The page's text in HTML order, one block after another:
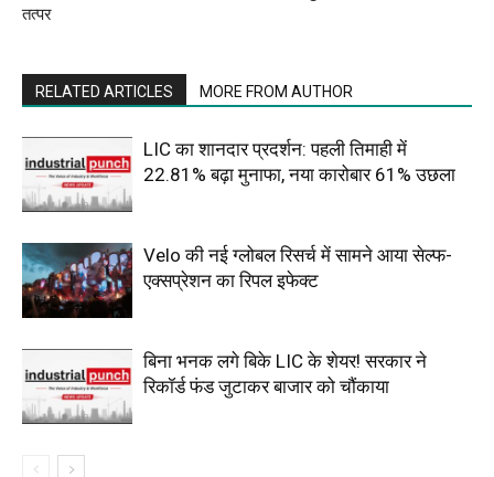
तत्पर
RELATED ARTICLES MORE FROM AUTHOR
LIC का शानदार प्रदर्शन: पहली तिमाही में
22.81% बढ़ा मुनाफा, नया कारोबार 61% उछला
Velo की नई ग्लोबल रिसर्च में सामने आया सेल्फ-
एक्सप्रेशन का रिपल इफेक्ट
बिना भनक लगे बिके LIC के शेयर! सरकार ने
रिकॉर्ड फंड जुटाकर बाजार को चौंकाया